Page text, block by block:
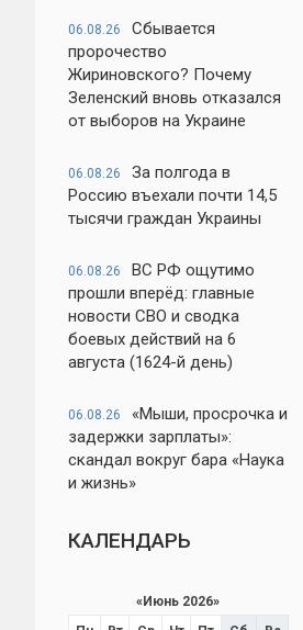
06.08.26
Сбывается
пророчество
Жириновского? Почему
Зеленский вновь отказался
от выборов на Украине
06.08.26
За полгода в
Россию въехали почти 14,5
тысячи граждан Украины
06.08.26
ВС РФ ощутимо
прошли вперёд: главные
новости СВО и сводка
боевых действий на 6
августа (1624-й день)
06.08.26
«Мыши, просрочка и
задержки зарплаты»:
скандал вокруг бара «Наука
и жизнь»
КАЛЕНДАРЬ
«Июнь 2026»